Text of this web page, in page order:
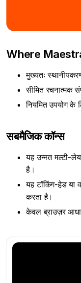
Where
मुख्यतः
सीमित रचनात्मक
नियमित उपयोग के
सबमैजिक कॉन्स
यह उन्नत मल्टी-
है।
यह टॉकिंग-हेड या
करता है।
केवल ब्राउज़र